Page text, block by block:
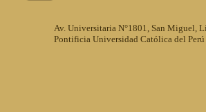
Av. Universitaria N°1801, San Miguel,
Pontificia Universidad Católica del Perú